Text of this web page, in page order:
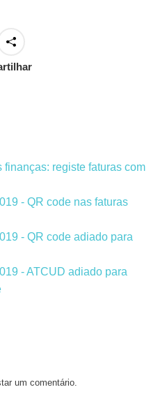
finanças: registe faturas com
- QR code nas faturas
- QR code adiado para
- ATCUD adiado para
um comentário.